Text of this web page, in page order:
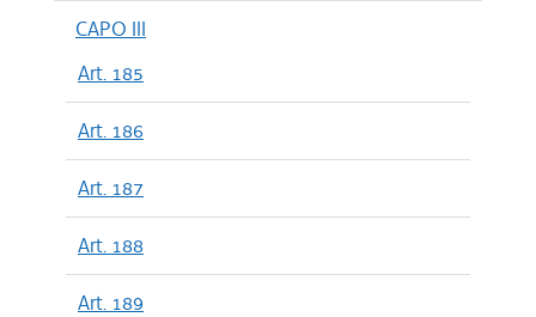
CAPO III
Art. 185
Art. 186
Art. 187
Art. 188
Art. 189